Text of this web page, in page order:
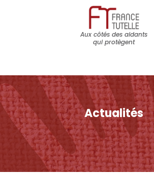
Aux côtés des aidants
qui protègent
Actualités